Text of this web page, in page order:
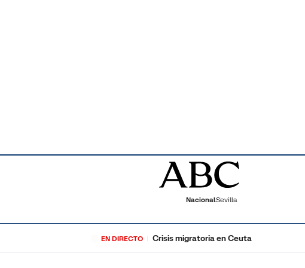
NacionalSevilla
EN DIRECTO Crisis migratoria en Ceuta